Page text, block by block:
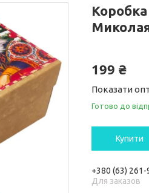
199 ₴
Показати
Готово до
Купити
+380 (63) 261-
Для заказов